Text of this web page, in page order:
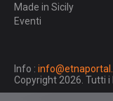
Made in Sicily
Eventi
Info :
Copyright 2026. Tutti